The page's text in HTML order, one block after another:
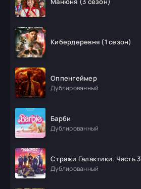
Кибердеревня (1 сезон)
Оппенгеймер
Дублированный
Барби
Дублированный
Стражи Галактики. Часть 3
Дублированный